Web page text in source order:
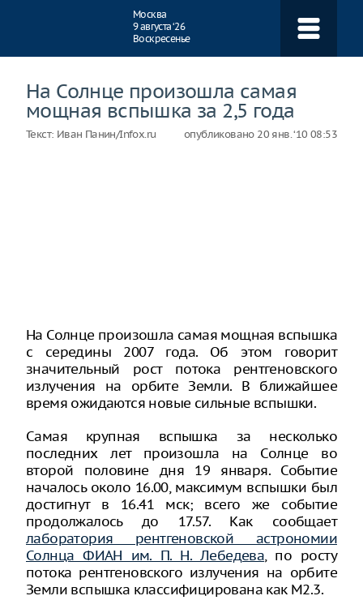
Москва
9 августа ‘26
Воскресенье
На Солнце произошла самая
мощная вспышка за 2,5 года
Текст: Иван Панин/Infox.ru опубликовано 20 янв. ‘10 08:53
На Солнце произошла самая мощная вспышка
с середины 2007 года. Об этом говорит
значительный рост потока рентгеновского
излучения на орбите Земли. В ближайшее
время ожидаются новые сильные вспышки.
Самая крупная вспышка за несколько
последних лет произошла на Солнце во
второй половине дня 19 января. Событие
началось около 16.00, максимум вспышки был
достигнут в 16.41 мск; всего же событие
продолжалось до 17.57. Как сообщает
лаборатория рентгеновской астрономии
Солнца ФИАН им. П. Н. Лебедева, по росту
потока рентгеновского излучения на орбите
Земли вспышка классифицирована как M2.3.